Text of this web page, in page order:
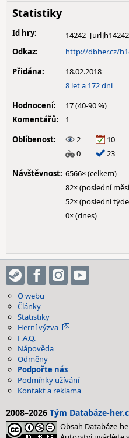
Statistiky
Id hry:
14242
Odkaz:
http://dbher.cz/
Přidána:
18.02.2018
8 let a 172 dní
Hodnocení:
17 (40-90 %)
Komentářů:
1
Oblíbenost:
2
10
0
23
Návštěvnost: 6566× (celkem)
82× (poslední
52× (poslední
0× (dnes)
O webu
Články
Statistiky
Herní výzva
F.A.Q.
Nápověda
Odměny
Podpořte nás
Podmínky užívání
Kontakt a reklama
2008–2026 Tým Databáze-
Obsah Databáze-